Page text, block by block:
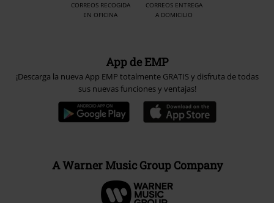
CORREOS RECOGIDA
EN OFICINA
CORREOS ENTREGA
A DOMICILIO
App de EMP
¡Descarga la nueva App EMP totalmente GRATIS y disfruta de todas
sus nuevas funciones y ventajas!
A Warner Music Group Company